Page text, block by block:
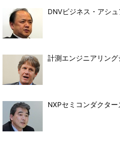
DNVビジネス・アシ
計測エンジニアリング
NXPセミコンダクタ